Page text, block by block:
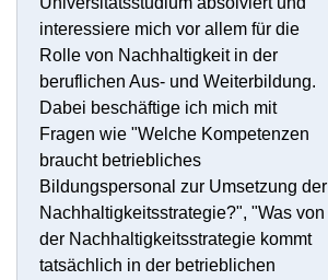
interessiere mich vor allem für die
Rolle von Nachhaltigkeit in der
beruflichen Aus- und Weiterbildung.
Dabei beschäftige ich mich mit
Fragen wie "Welche Kompetenzen
braucht betriebliches
Bildungspersonal zur Umsetzung der
Nachhaltigkeitsstrategie?", "Was von
der Nachhaltigkeitsstrategie kommt
tatsächlich in der betrieblichen